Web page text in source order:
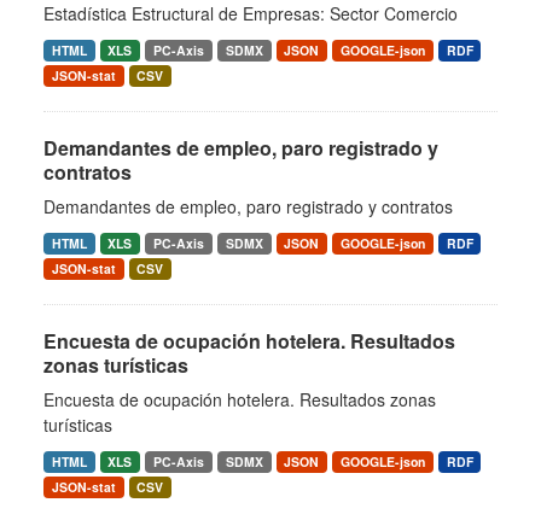
Estadística Estructural de Empresas: Sector Comercio
HTML XLS PC-Axis SDMX JSON GOOGLE-json
RDF
JSON-stat
CSV
Demandantes de empleo, paro registrado y
contratos
Demandantes de empleo, paro registrado y contratos
HTML XLS PC-Axis SDMX JSON GOOGLE-json
RDF
JSON-stat
CSV
Encuesta de ocupación hotelera. Resultados
zonas turísticas
Encuesta de ocupación hotelera. Resultados zonas
turísticas
HTML XLS PC-Axis SDMX JSON GOOGLE-json
RDF
JSON-stat
CSV